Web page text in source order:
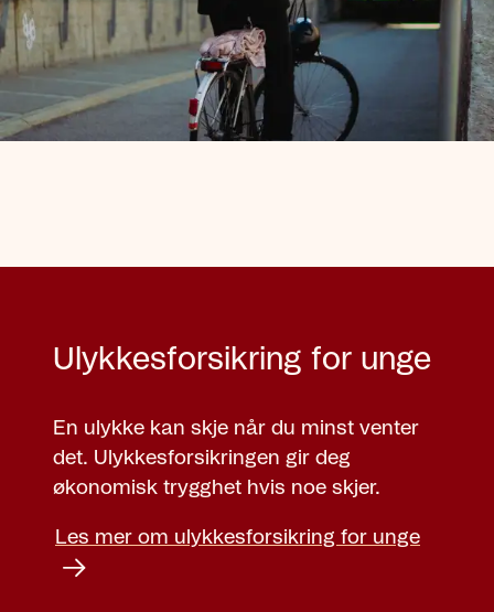
Ulykkesforsikring for unge
En ulykke kan skje når du minst venter
det. Ulykkesforsikringen gir deg
økonomisk trygghet hvis noe skjer.
Les mer om ulykkesforsikring for unge